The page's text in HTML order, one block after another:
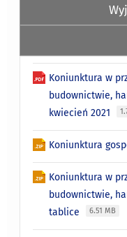
Koniunktura w
budownictwie,
kwiecień 2021
Koniunktura
Koniunktura w
budownictwie,
tablice
6.51 MB